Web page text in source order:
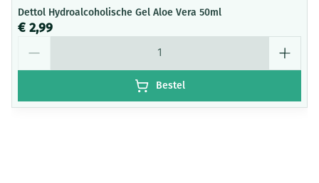
Dettol Hydroalcoholische Gel Aloe Vera 50ml
€ 2,99
Bestel